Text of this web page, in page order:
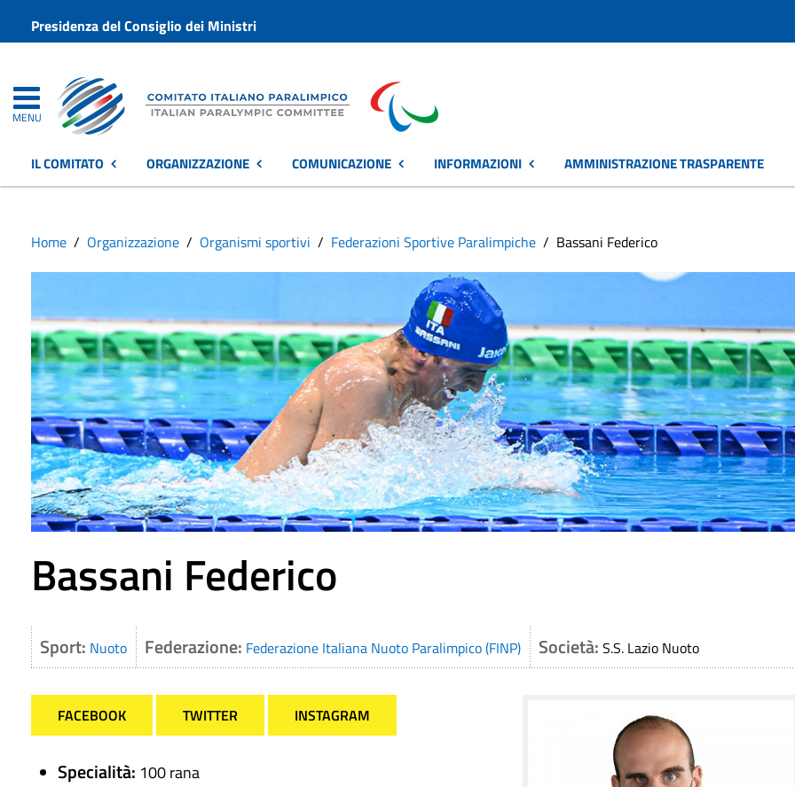
Presidenza del Consiglio dei Ministri
MENU
IL COMITATO ORGANIZZAZIONE COMUNICAZIONE INFORMAZIONI AMMINISTRAZIONE TRASPARENTE
Home Organizzazione Organismi sportivi Federazioni Sportive Paralimpiche Bassani Federico
Bassani Federico
Sport: Nuoto Federazione: Federazione Italiana Nuoto Paralimpico (FINP) Società: S.S. Lazio Nuoto
FACEBOOK TWITTER INSTAGRAM
Specialità: 100 rana